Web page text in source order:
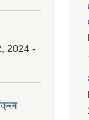
2024 -